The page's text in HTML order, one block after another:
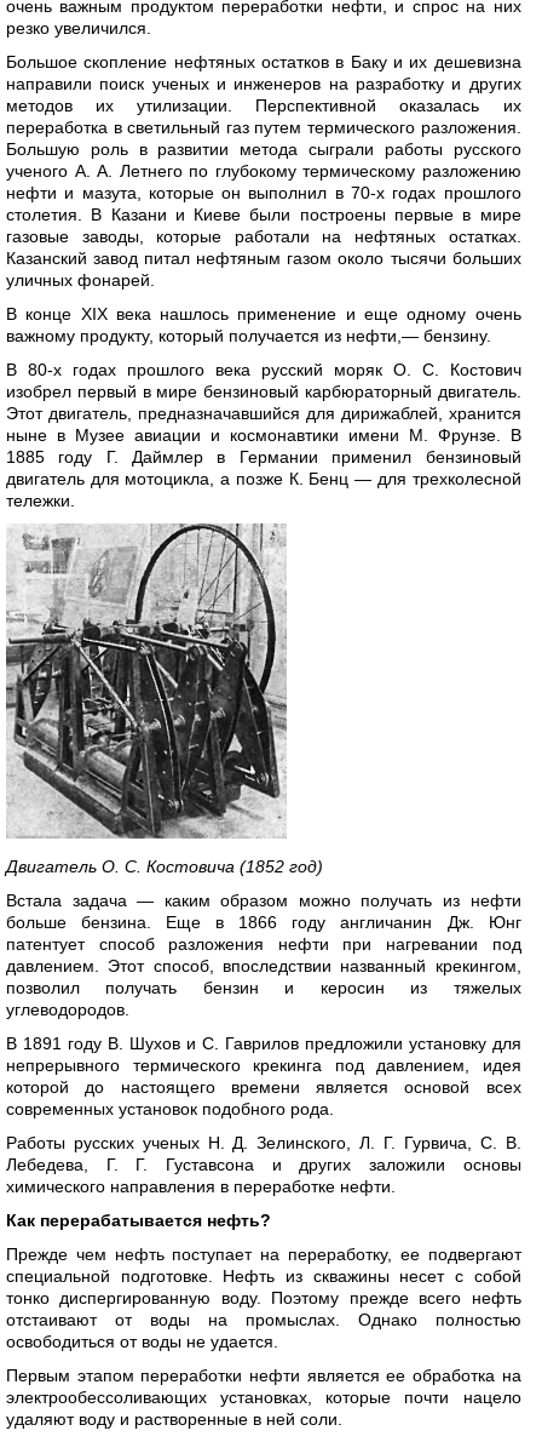
очень важным продуктом переработки нефти, и спрос на них
резко увеличился.
Большое скопление нефтяных остатков в Баку и их дешевизна
направили поиск ученых и инженеров на разработку и других
методов их утилизации. Перспективной оказалась их
переработка в светильный газ путем термического разложения.
Большую роль в развитии метода сыграли работы русского
ученого А. А. Летнего по глубокому термическому разложению
нефти и мазута, которые он выполнил в 70-х годах прошлого
столетия. В Казани и Киеве были построены первые в мире
газовые заводы, которые работали на нефтяных остатках.
Казанский завод питал нефтяным газом около тысячи больших
уличных фонарей.
В конце XIX века нашлось применение и еще одному очень
важному продукту, который получается из нефти,— бензину.
В 80-х годах прошлого века русский моряк О. С. Костович
изобрел первый в мире бензиновый карбюраторный двигатель.
Этот двигатель, предназначавшийся для дирижаблей, хранится
ныне в Музее авиации и космонавтики имени М. Фрунзе. В
1885 году Г. Даймлер в Германии применил бензиновый
двигатель для мотоцикла, а позже К. Бенц — для трехколесной
тележки.
Двигатель О. С. Костовича (1852 год)
Встала задача — каким образом можно получать из нефти
больше бензина. Еще в 1866 году англичанин Дж. Юнг
патентует способ разложения нефти при нагревании под
давлением. Этот способ, впоследствии названный крекингом,
позволил получать бензин и керосин из тяжелых
углеводородов.
В 1891 году В. Шухов и С. Гаврилов предложили установку для
непрерывного термического крекинга под давлением, идея
которой до настоящего времени является основой всех
современных установок подобного рода.
Работы русских ученых Н. Д. Зелинского, Л. Г. Гурвича, С. В.
Лебедева, Г. Г. Густавсона и других заложили основы
химического направления в переработке нефти.
Как перерабатывается нефть?
Прежде чем нефть поступает на переработку, ее подвергают
специальной подготовке. Нефть из скважины несет с собой
тонко диспергированную воду. Поэтому прежде всего нефть
отстаивают от воды на промыслах. Однако полностью
освободиться от воды не удается.
Первым этапом переработки нефти является ее обработка на
электрообессоливающих установках, которые почти нацело
удаляют воду и растворенные в ней соли.